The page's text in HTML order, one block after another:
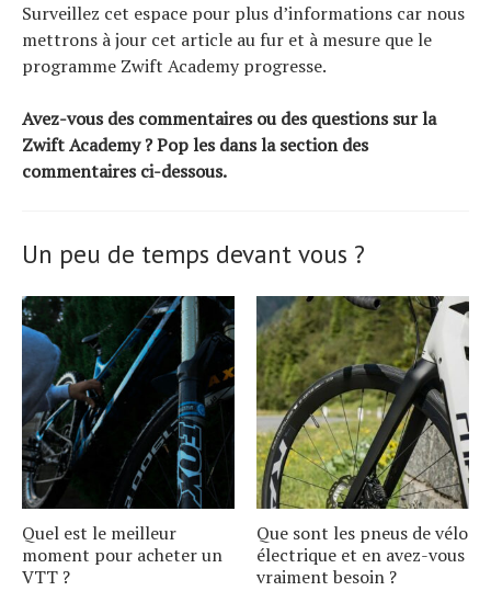
Surveillez cet espace pour plus d’informations car nous
mettrons à jour cet article au fur et à mesure que le
programme Zwift Academy progresse.
Avez-vous des commentaires ou des questions sur la
Zwift Academy ? Pop les dans la section des
commentaires ci-dessous.
Un peu de temps devant vous ?
Quel est le meilleur
moment pour acheter un
VTT ?
Que sont les pneus de vélo
électrique et en avez-vous
vraiment besoin ?